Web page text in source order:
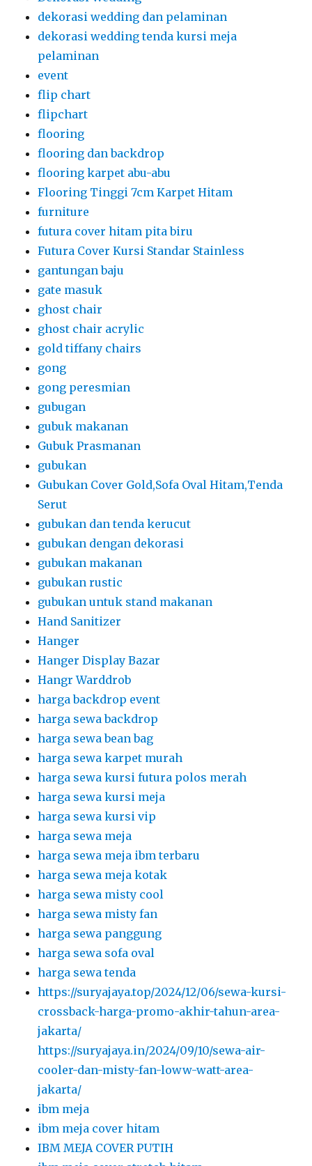
dekorasi wedding dan pelaminan
dekorasi wedding tenda kursi meja
pelaminan
event
flip chart
flipchart
flooring
flooring dan backdrop
flooring karpet abu-abu
Flooring Tinggi 7cm Karpet Hitam
furniture
futura cover hitam pita biru
Futura Cover Kursi Standar Stainless
gantungan baju
gate masuk
ghost chair
ghost chair acrylic
gold tiffany chairs
gong
gong peresmian
gubugan
gubuk makanan
Gubuk Prasmanan
gubukan
Gubukan Cover Gold,Sofa Oval Hitam,Tenda
Serut
gubukan dan tenda kerucut
gubukan dengan dekorasi
gubukan makanan
gubukan rustic
gubukan untuk stand makanan
Hand Sanitizer
Hanger
Hanger Display Bazar
Hangr Warddrob
harga backdrop event
harga sewa backdrop
harga sewa bean bag
harga sewa karpet murah
harga sewa kursi futura polos merah
harga sewa kursi meja
harga sewa kursi vip
harga sewa meja
harga sewa meja ibm terbaru
harga sewa meja kotak
harga sewa misty cool
harga sewa misty fan
harga sewa panggung
harga sewa sofa oval
harga sewa tenda
https://suryajaya.top/2024/12/06/sewa-kursi-
crossback-harga-promo-akhir-tahun-area-
jakarta/
https://suryajaya.in/2024/09/10/sewa-air-
cooler-dan-misty-fan-loww-watt-area-
jakarta/
ibm meja
ibm meja cover hitam
IBM MEJA COVER PUTIH